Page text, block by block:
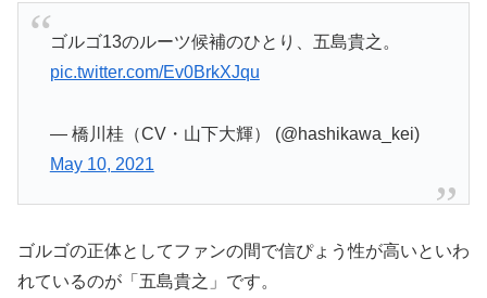
ゴルゴ13のルーツ候補のひとり、五島貴之。
pic.twitter.com/Ev0BrkXJqu
— 橋川桂（CV・山下大輝） (@hashikawa_kei)
May 10, 2021
ゴルゴの正体としてファンの間で信ぴょう性が高いといわ
れているのが「五島貴之」です。